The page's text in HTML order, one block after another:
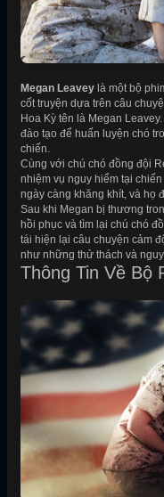
Megan Leavey là một bộ
cốt truyện dựa trên câu
Hoa Kỳ tên là Megan
đào tạo để huấn luyện chó
chiến.
Cùng với chú chó đồng đội
nhiệm vụ nguy hiểm tại
ngày càng khăng khít, và họ
Sau khi Megan bị thương
hồi phục và tìm lại chú chó
tái hiện lại câu chuyện cảm
như những thử thách và
Thông Tin Về Bộ